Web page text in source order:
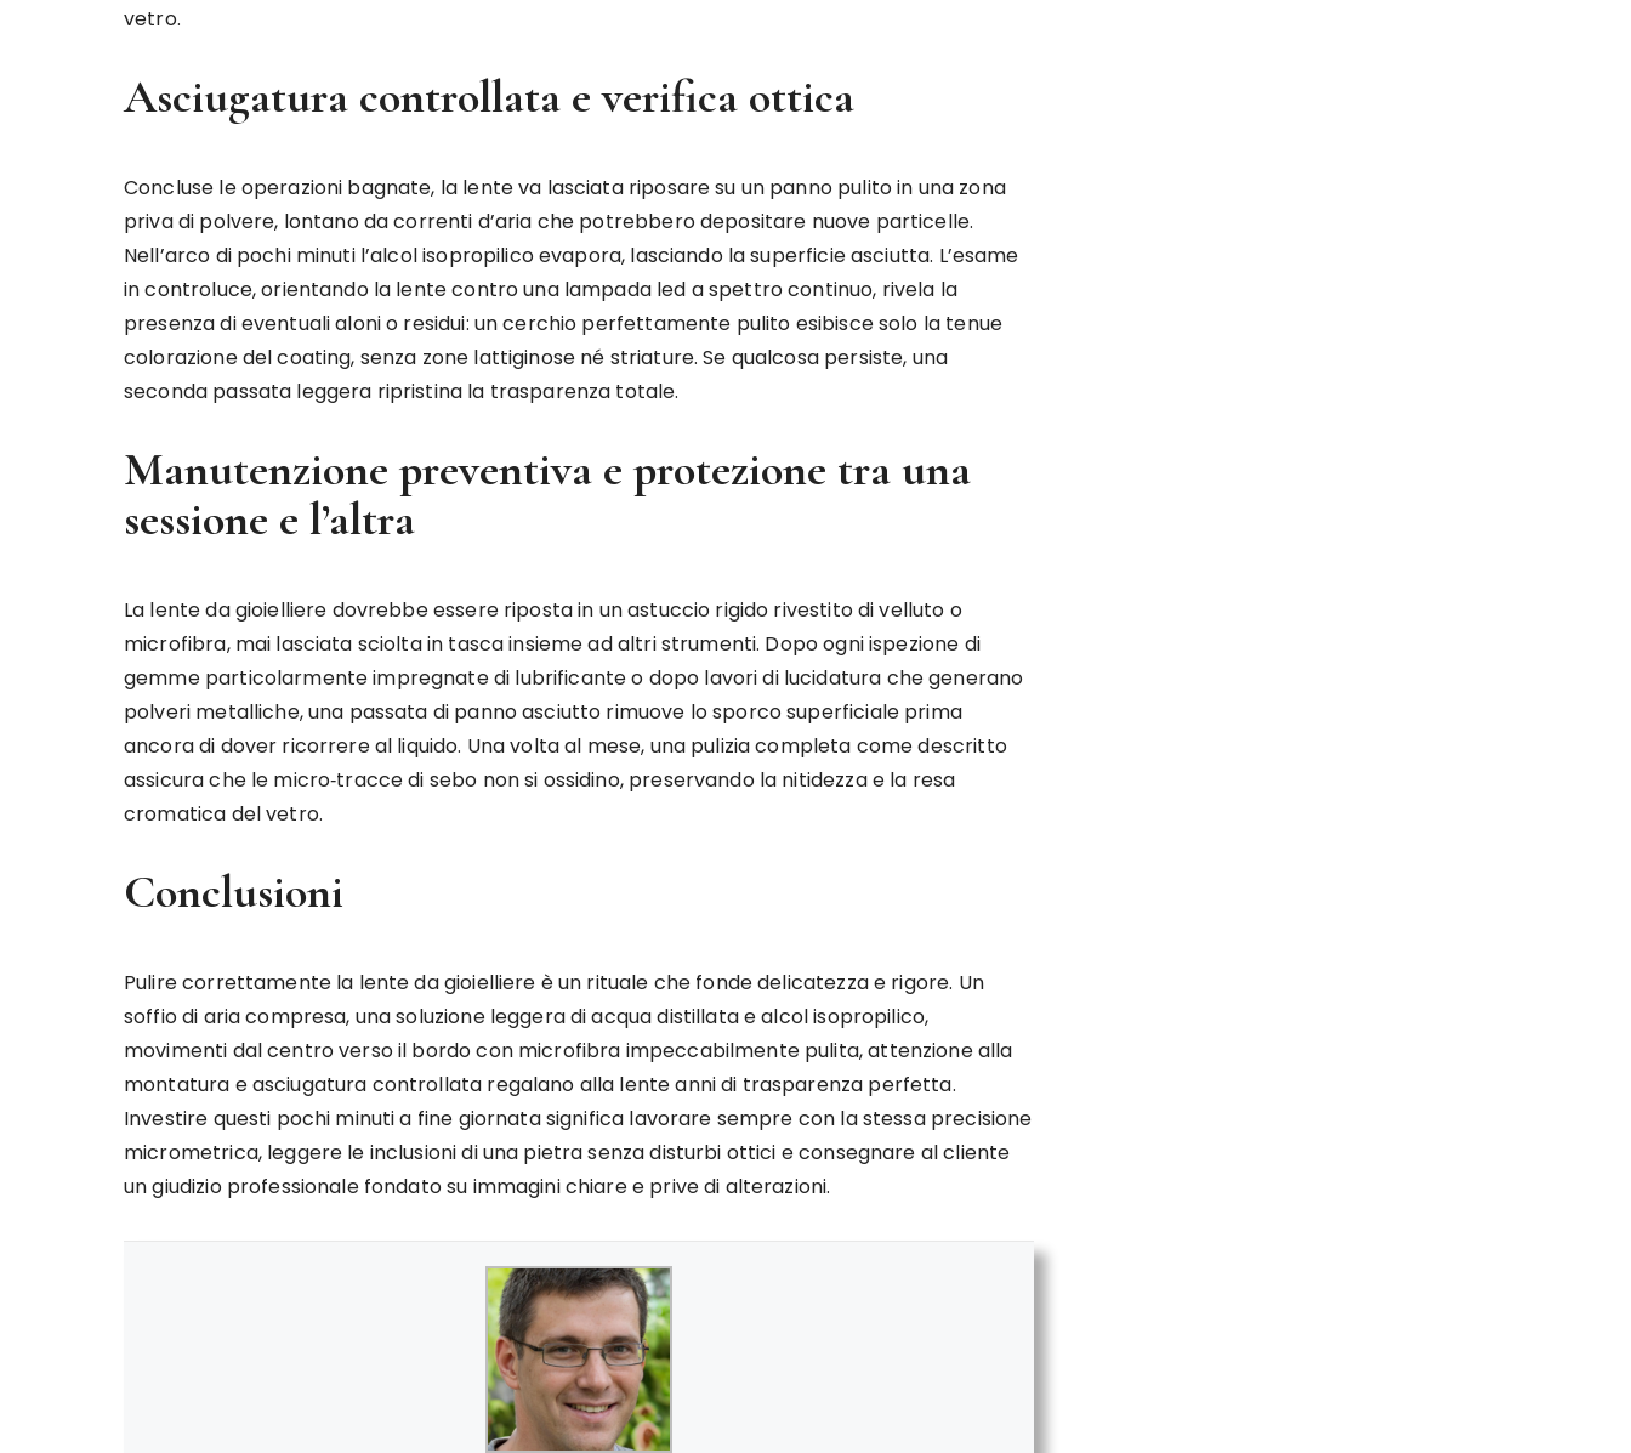
vetro.
Asciugatura controllata e verifica ottica
Concluse le operazioni bagnate, la lente va lasciata riposare su un panno pulito in una zona
priva di polvere, lontano da correnti d’aria che potrebbero depositare nuove particelle.
Nell’arco di pochi minuti l’alcol isopropilico evapora, lasciando la superficie asciutta. L’esame
in controluce, orientando la lente contro una lampada led a spettro continuo, rivela la
presenza di eventuali aloni o residui: un cerchio perfettamente pulito esibisce solo la tenue
colorazione del coating, senza zone lattiginose né striature. Se qualcosa persiste, una
seconda passata leggera ripristina la trasparenza totale.
Manutenzione preventiva e protezione tra una
sessione e l’altra
La lente da gioielliere dovrebbe essere riposta in un astuccio rigido rivestito di velluto o
microfibra, mai lasciata sciolta in tasca insieme ad altri strumenti. Dopo ogni ispezione di
gemme particolarmente impregnate di lubrificante o dopo lavori di lucidatura che generano
polveri metalliche, una passata di panno asciutto rimuove lo sporco superficiale prima
ancora di dover ricorrere al liquido. Una volta al mese, una pulizia completa come descritto
assicura che le micro‑tracce di sebo non si ossidino, preservando la nitidezza e la resa
cromatica del vetro.
Conclusioni
Pulire correttamente la lente da gioielliere è un rituale che fonde delicatezza e rigore. Un
soffio di aria compresa, una soluzione leggera di acqua distillata e alcol isopropilico,
movimenti dal centro verso il bordo con microfibra impeccabilmente pulita, attenzione alla
montatura e asciugatura controllata regalano alla lente anni di trasparenza perfetta.
Investire questi pochi minuti a fine giornata significa lavorare sempre con la stessa precisione
micrometrica, leggere le inclusioni di una pietra senza disturbi ottici e consegnare al cliente
un giudizio professionale fondato su immagini chiare e prive di alterazioni.